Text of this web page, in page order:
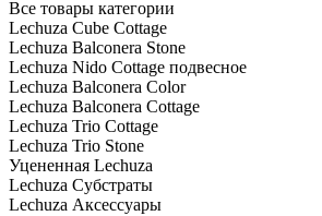
Все товары категории
Lechuza Cube Cottage
Lechuza Balconera Stone
Lechuza Nido Cottage подвесное
Lechuza Balconera Color
Lechuza Balconera Cottage
Lechuza Trio Cottage
Lechuza Trio Stone
Уцененная Lechuza
Lechuza Субстраты
Lechuza Аксессуары